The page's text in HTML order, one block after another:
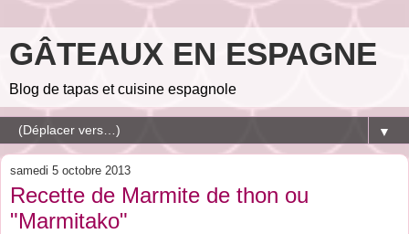
GÂTEAUX EN ESPAGNE
Blog de tapas et cuisine espagnole
▼
samedi 5 octobre 2013
Recette de Marmite de thon ou
"Marmitako"